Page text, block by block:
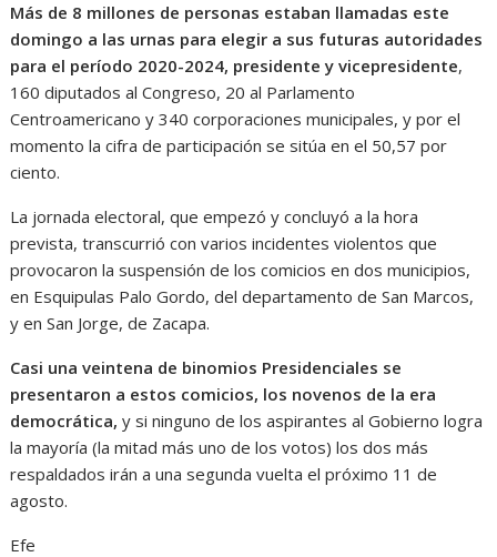
Más de 8 millones de personas estaban llamadas este
domingo a las urnas para elegir a sus futuras autoridades
para el período 2020-2024, presidente y vicepresidente,
160 diputados al Congreso, 20 al Parlamento
Centroamericano y 340 corporaciones municipales, y por el
momento la cifra de participación se sitúa en el 50,57 por
ciento.
La jornada electoral, que empezó y concluyó a la hora
prevista, transcurrió con varios incidentes violentos que
provocaron la suspensión de los comicios en dos municipios,
en Esquipulas Palo Gordo, del departamento de San Marcos,
y en San Jorge, de Zacapa.
Casi una veintena de binomios Presidenciales se
presentaron a estos comicios, los novenos de la era
democrática, y si ninguno de los aspirantes al Gobierno logra
la mayoría (la mitad más uno de los votos) los dos más
respaldados irán a una segunda vuelta el próximo 11 de
agosto.
Efe